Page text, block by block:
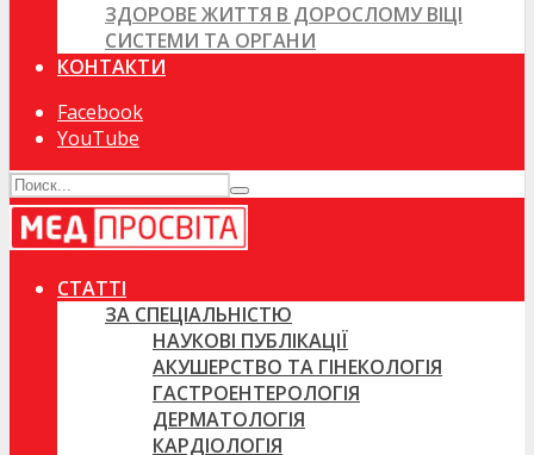
ЗДОРОВЕ ЖИТТЯ В ДОРОСЛОМУ ВІЦІ
СИСТЕМИ ТА ОРГАНИ
КОНТАКТИ
Facebook
YouTube
СТАТТІ
ЗА СПЕЦІАЛЬНІСТЮ
НАУКОВІ ПУБЛІКАЦІЇ
АКУШЕРСТВО ТА ГІНЕКОЛОГІЯ
ГАСТРОЕНТЕРОЛОГІЯ
ДЕРМАТОЛОГІЯ
КАРДІОЛОГІЯ